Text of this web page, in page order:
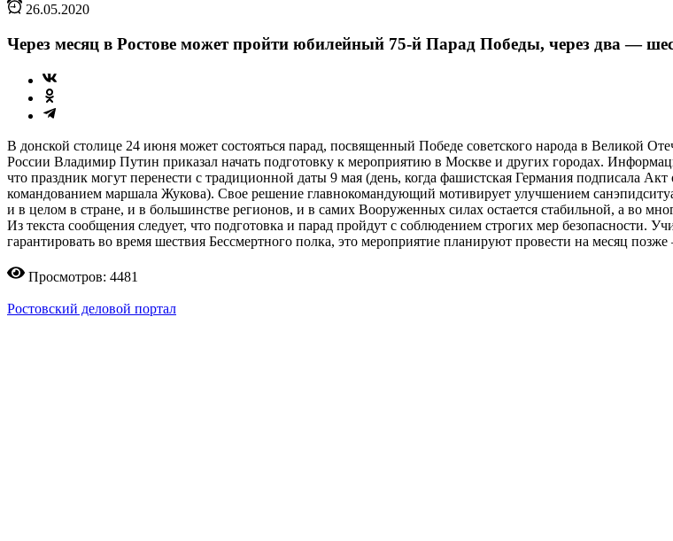
26.05.2020
Через месяц в Ростове может пройти юбилейный 75-й Парад Победы, через два —
В донской столице 24 июня может состояться парад, посвященный Победе советского народа в Великой
России Владимир Путин приказал начать подготовку к мероприятию в Москве и других городах.
что праздник могут перенести с традиционной даты 9 мая (день, когда фашистская Германия подписала
командованием маршала Жукова). Свое решение главнокомандующий мотивирует улучшением
и в целом в стране, и в большинстве регионов, и в самих Вооруженных силах остается стабильной, а во
Из текста сообщения следует, что подготовка и парад пройдут с соблюдением строгих мер безопасности.
гарантировать во время шествия Бессмертного полка, это мероприятие планируют провести на месяц
Просмотров: 4481
Ростовский деловой портал